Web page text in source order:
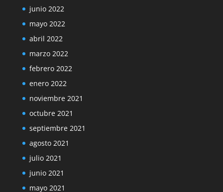
junio 2022
mayo 2022
abril 2022
marzo 2022
febrero 2022
enero 2022
noviembre 2021
octubre 2021
septiembre 2021
agosto 2021
julio 2021
junio 2021
mayo 2021